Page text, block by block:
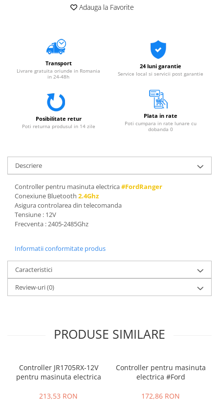
Adauga la Favorite
Transport
Livrare gratuita oriunde in Romania
in 24-48h
24 luni garantie
Service local si servicii post garantie
Posibilitate retur
Poti returna produsul in 14 zile
Plata in rate
Poti cumpara in rate lunare cu
dobanda 0
Descriere
Controller pentru masinuta electrica#FordRanger
Conexiune Bluetooth 2.4Ghz
Asigura controlarea din telecomanda
Tensiune : 12V
Frecventa : 2405-2485Ghz
Informatii conformitate produs
Caracteristici
Review-uri(0)
PRODUSE SIMILARE
Controller JR1705RX-12V
pentru masinuta electrica
213,53 RON
Controller pentru masinuta
electrica #Ford
172,86 RON